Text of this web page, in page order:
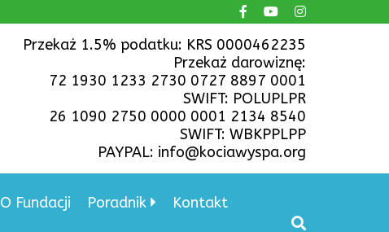
Przekaż 1.5% podatku: KRS 0000462235
Przekaż darowiznę:
72 1930 1233 2730 0727 8897 0001
SWIFT: POLUPLPR
26 1090 2750 0000 0001 2134 8540
SWIFT: WBKPPLPP
PAYPAL: info@kociawyspa.org
O Fundacji Poradnik Kontakt